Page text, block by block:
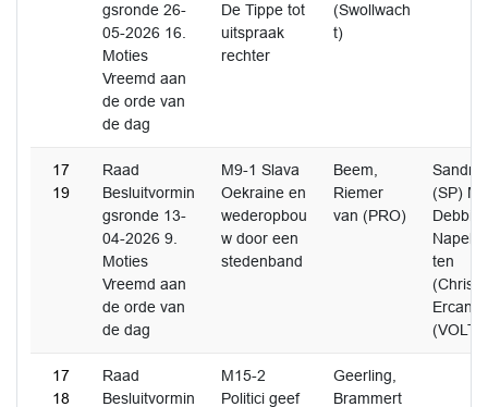
gsronde 26-
05-2026 16.
Moties
Vreemd aan
de orde van
de dag
De Tippe tot
uitspraak
rechter
(Swollwach
t)
17
19
Raad
Besluitvormin
gsronde 13-
04-2026 9.
Moties
Vreemd aan
de orde van
de dag
M9-1 Slava
Oekraine en
wederopbou
w door een
stedenband
Beem,
Riemer
van (PRO)
Sandra
(SP)
Debbie
Napel,
ten
Ercan,
(VOLT)
17
18
Raad
Besluitvormin
M15-2
Politici geef
Geerling,
Brammert